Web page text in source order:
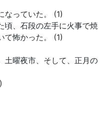
なっていた。 (1)
頃、石段の左手に火事で焼
て怖かった。 (1)
土曜夜市、そして、正月の